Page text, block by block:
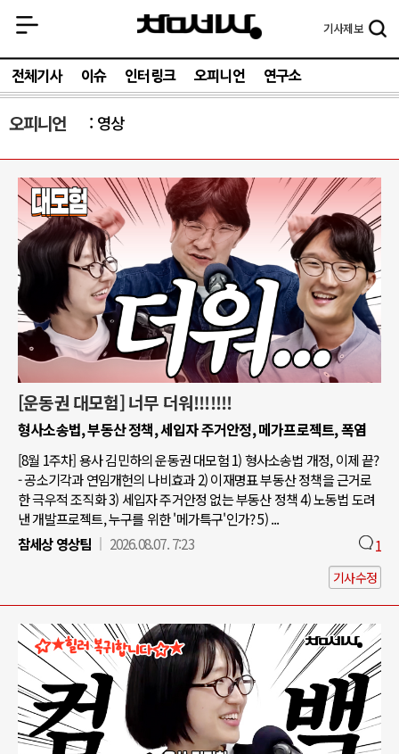
기사제보
전체기사 이슈 인터링크 오피니언 연구소
오피니언 영상
[운동권 대모험] 너무 더워!!!!!!!
형사소송법, 부동산 정책, 세입자 주거안정, 메가프로젝트, 폭염
[8월 1주차] 용사 김민하의 운동권 대모험 1) 형사소송법 개정, 이제 끝?
- 공소기각과 연임개헌의 나비효과 2) 이재명표 부동산 정책을 근거로
한 극우적 조직화 3) 세입자 주거안정 없는 부동산 정책 4) 노동법 도려
낸 개발프로젝트, 누구를 위한 '메가특구'인가? 5) ...
참세상 영상팀
2026.08.07. 7:23 1
기사수정